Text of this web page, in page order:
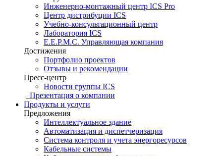
Инженерно-монтажный центр ICS Pro
Центр дистрибуции ICS
Учебно-консультационный центр
Лаборатория ICS
E.E.P.M.C. Управляющая компания
Достижения
Портфолио проектов
Отзывы и рекомендации
Пресс-центр
Новости группы ICS
Презентация о компании
Продукты и услуги
Предложения
Интеллектуальное здание
Автоматизация и диспетчеризация
Система контроля и учета энергоресурсов
Кабельные системы